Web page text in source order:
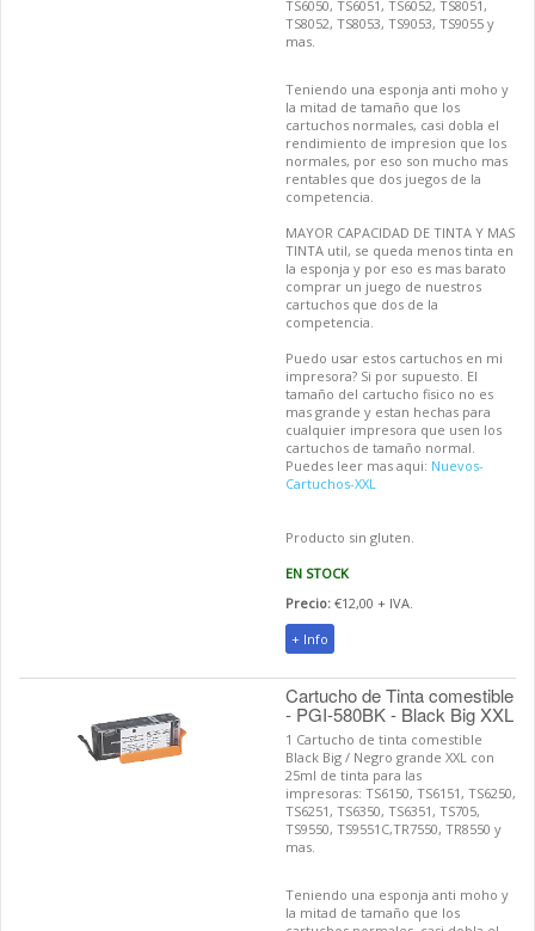
TS6050, TS6051, TS6052, TS8051,
TS8052, TS8053, TS9053, TS9055 y
mas.
Teniendo una esponja anti moho y
la mitad de tamaño que los
cartuchos normales, casi dobla el
rendimiento de impresion que los
normales, por eso son mucho mas
rentables que dos juegos de la
competencia.
MAYOR CAPACIDAD DE TINTA Y MAS
TINTA util, se queda menos tinta en
la esponja y por eso es mas barato
comprar un juego de nuestros
cartuchos que dos de la
competencia.
Puedo usar estos cartuchos en mi
impresora? Si por supuesto. El
tamaño del cartucho fisico no es
mas grande y estan hechas para
cualquier impresora que usen los
cartuchos de tamaño normal.
Puedes leer mas aqui: Nuevos-
Cartuchos-XXL
Producto sin gluten.
EN STOCK
Precio: €12,00 + IVA.
+ Info
Cartucho de Tinta comestible
- PGI-580BK - Black Big XXL
1 Cartucho de tinta comestible
Black Big / Negro grande XXL con
25ml de tinta para las
impresoras: TS6150, TS6151, TS6250,
TS6251, TS6350, TS6351, TS705,
TS9550, TS9551C,TR7550, TR8550 y
mas.
Teniendo una esponja anti moho y
la mitad de tamaño que los